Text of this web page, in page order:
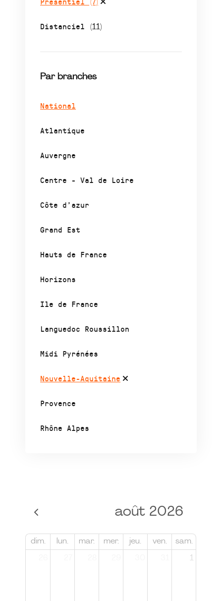
(7)
Distanciel (11)
Par branches
National
Atlantique
Auvergne
Centre - Val de Loire
Côte d’azur
Grand Est
Hauts de France
Horizons
Ile de France
Languedoc Roussillon
Midi Pyrénées
Nouvelle-Aquitaine
Provence
Rhône Alpes
août 2026
dim. lun. mar. mer. jeu. ven. sam.
1